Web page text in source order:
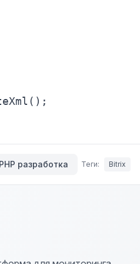
PHP разработка Теги: Bitrix